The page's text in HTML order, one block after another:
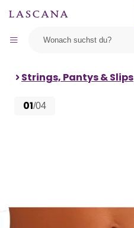
Strings, Pantys & Slips
01/04